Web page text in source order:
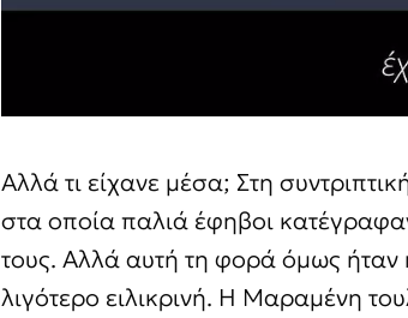
Αλλά τι είχανε μέσα; Στη
στα οποία παλιά έφηβοι
τους. Αλλά αυτή τη φορά όμως ήταν
λιγότερο ειλικρινή. Η Μαραμένη